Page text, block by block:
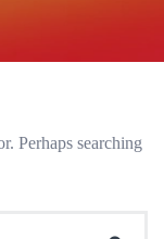
Perhaps searching